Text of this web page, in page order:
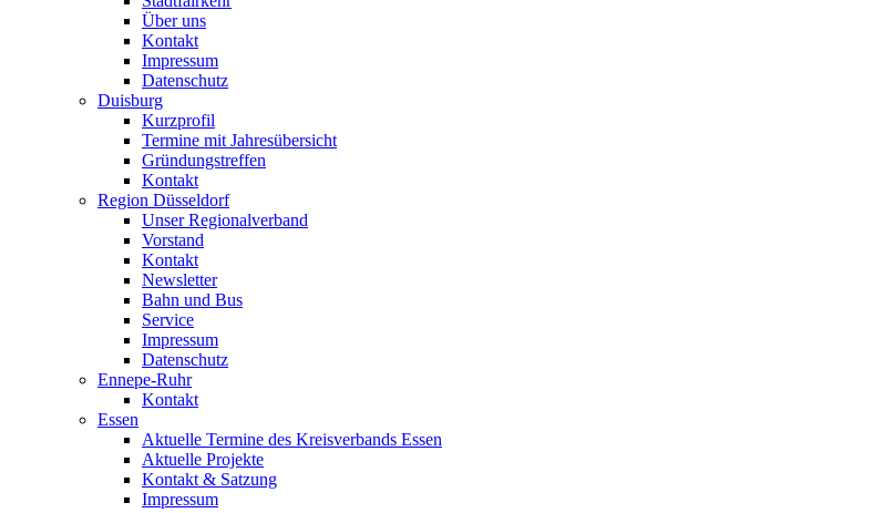
Über uns
Kontakt
Impressum
Datenschutz
Duisburg
Kurzprofil
Termine mit Jahresübersicht
Gründungstreffen
Kontakt
Region Düsseldorf
Unser Regionalverband
Vorstand
Kontakt
Newsletter
Bahn und Bus
Service
Impressum
Datenschutz
Ennepe-Ruhr
Kontakt
Essen
Aktuelle Termine des Kreisverbands Essen
Aktuelle Projekte
Kontakt & Satzung
Impressum